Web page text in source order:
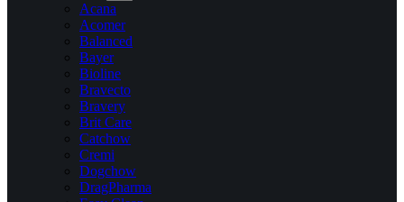
Acana
Acomer
Balanced
Bayer
Bioline
Bravecto
Bravery
Brit Care
Catchow
Cremi
Dogchow
DragPharma